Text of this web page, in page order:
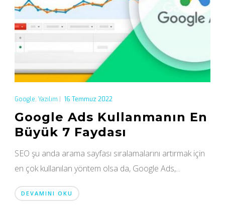
Google, Yazılım 16 Temmuz 2022
Google Ads Kullanmanın En
Büyük 7 Faydası
SEO şu anda arama sayfası sıralamalarını artırmak için
en çok kullanılan yöntem olsa da, Google Ads,...
DEVAMINI OKU